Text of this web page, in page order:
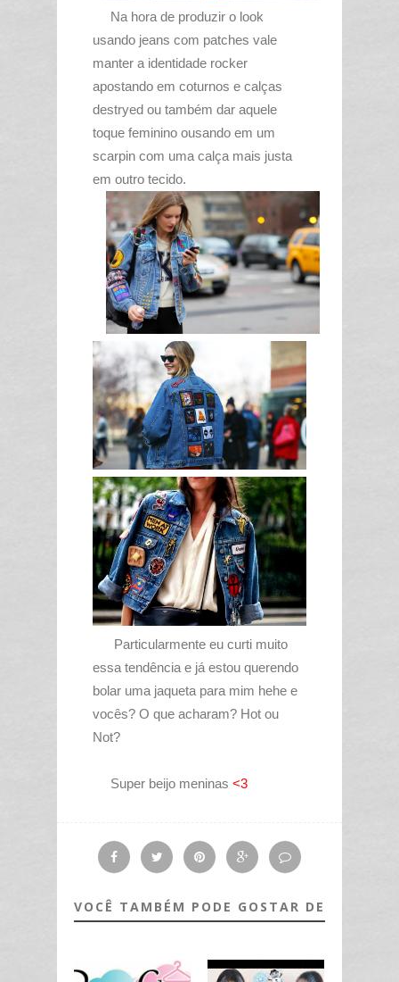
Na hora de produzir o look
usando jeans com patches vale
manter a identidade rocker
apostando em coturnos e calças
destryed ou também dar aquele
toque feminino ousando em um
scarpin com uma calça mais justa
em outro tecido.
Particularmente eu curti muito
essa tendência e já estou querendo
bolar uma jaqueta para mim hehe e
vocês? O que acharam? Hot ou
Not?
Super beijo meninas <3
VOCÊ TAMBÉM PODE GOSTAR DE